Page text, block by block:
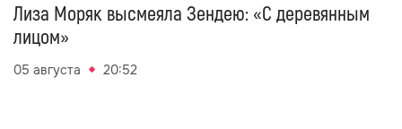
Лиза Моряк высмеяла Зендею: «С деревянным
лицом»
05 августа 20:52